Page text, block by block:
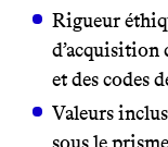
Rigueur
d’acquisition
et des codes
Valeurs